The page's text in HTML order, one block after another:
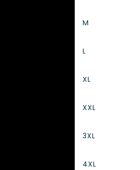
M
L
XL
XXL
3XL
4XL